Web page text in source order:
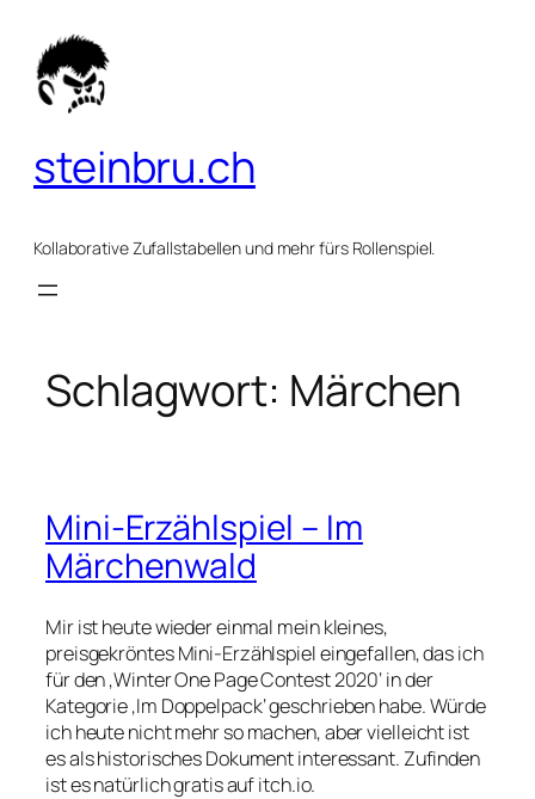
Inhalt
springen
steinbru.ch
Kollaborative Zufallstabellen und mehr fürs Rollenspiel.
Schlagwort: Märchen
Mini-Erzählspiel – Im
Märchenwald
Mir ist heute wieder einmal mein kleines,
preisgekröntes Mini-Erzählspiel eingefallen, das ich
für den ‚Winter One Page Contest 2020‘ in der
Kategorie ‚Im Doppelpack‘ geschrieben habe. Würde
ich heute nicht mehr so machen, aber vielleicht ist
es als historisches Dokument interessant. Zufinden
ist es natürlich gratis auf itch.io.